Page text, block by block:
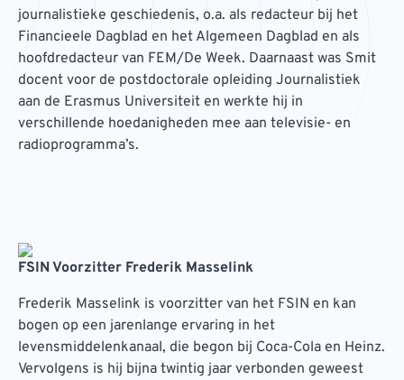
journalistieke geschiedenis, o.a. als redacteur bij het
Financieele Dagblad en het Algemeen Dagblad en als
hoofdredacteur van FEM/De Week. Daarnaast was Smit
docent voor de postdoctorale opleiding Journalistiek
aan de Erasmus Universiteit en werkte hij in
verschillende hoedanigheden mee aan televisie- en
radioprogramma’s.
FSIN Voorzitter Frederik Masselink
Frederik Masselink is voorzitter van het FSIN en kan
bogen op een jarenlange ervaring in het
levensmiddelenkanaal, die begon bij Coca-Cola en Heinz.
Vervolgens is hij bijna twintig jaar verbonden geweest